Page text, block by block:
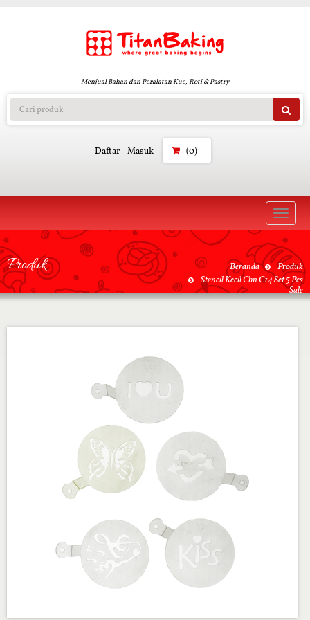
Menjual Bahan dan Peralatan Kue, Roti & Pastry
Daftar Masuk (0)
Toggle
Produk Beranda
Produk
Stencil Kecil Chn C14 Set 5 Pcs
Sale